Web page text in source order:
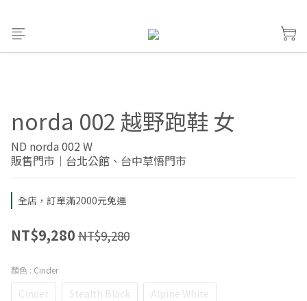
norda 002 越野跑鞋 女
ND norda 002 W
販售門市｜台北公館、台中草悟門市
全店，訂單滿2000元免運
NT$9,280 NT$9,280
顏色 : Cinder
Cinder Stealth Black Alpine White